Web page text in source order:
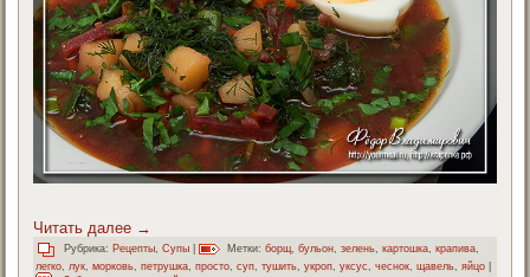
Читать далее →
Рубрика: Рецепты,Супы Метки: борщ,бульон,зелень,картошка,крапива,
легко,лук,морковь,петрушка,просто,суп,тушить,укроп,уксус,чеснок,щавель,яйцо